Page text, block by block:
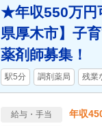
★年収550万円
県厚木市】子
薬剤師募集！
駅5分 調剤薬局 残業
給与・手当 年収